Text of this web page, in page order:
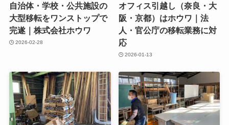
自治体・学校・公共施設の
大型移転をワンストップで
完遂｜株式会社ホウワ
2026-02-28
オフィス引越し（奈良・大
阪・京都）はホウワ｜法
人・官公庁の移転業務に対
応
2026-01-13